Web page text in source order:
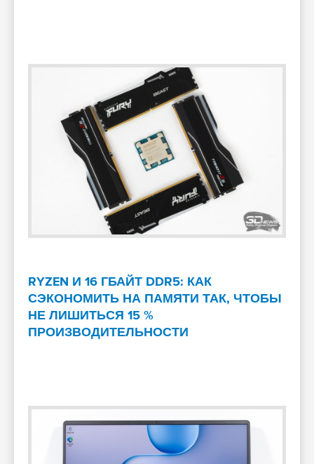
RYZEN И 16 ГБАЙТ DDR5: КАК
СЭКОНОМИТЬ НА ПАМЯТИ ТАК, ЧТОБЫ
НЕ ЛИШИТЬСЯ 15 %
ПРОИЗВОДИТЕЛЬНОСТИ